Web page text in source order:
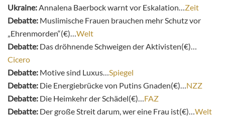
Ukraine:Annalena Baerbock warnt vor Eskalation…Zeit
Debatte: Muslimische Frauen brauchen mehr Schutz vor
„Ehrenmorden“(€)…Welt
Debatte: Das dröhnende Schweigen der Aktivisten(€)…
Cicero
Debatte: Motive sind Luxus…Spiegel
Debatte: Die Energiebrücke von Putins Gnaden(€)…NZZ
Debatte: Die Heimkehr der Schädel(€)…FAZ
Debatte: Der große Streit darum, wer eine Frau ist(€)…Welt